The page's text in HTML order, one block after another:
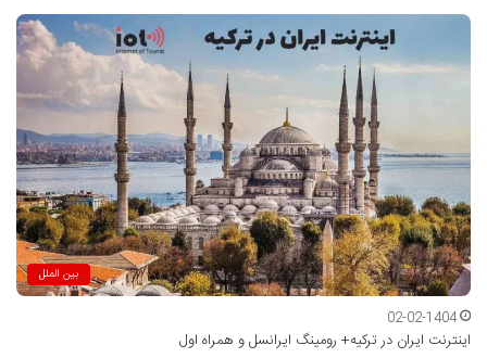
بین الملل
02-02-1404
اینترنت ایران در ترکیه+ رومینگ ایرانسل و همراه اول